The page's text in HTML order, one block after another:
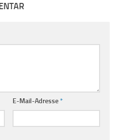
E-Mail-Adresse*